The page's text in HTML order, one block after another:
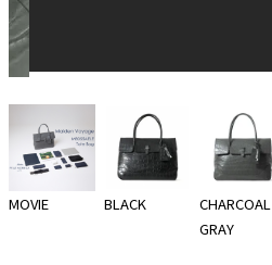
MOVIE BLACK
CHARCOAL
GRAY